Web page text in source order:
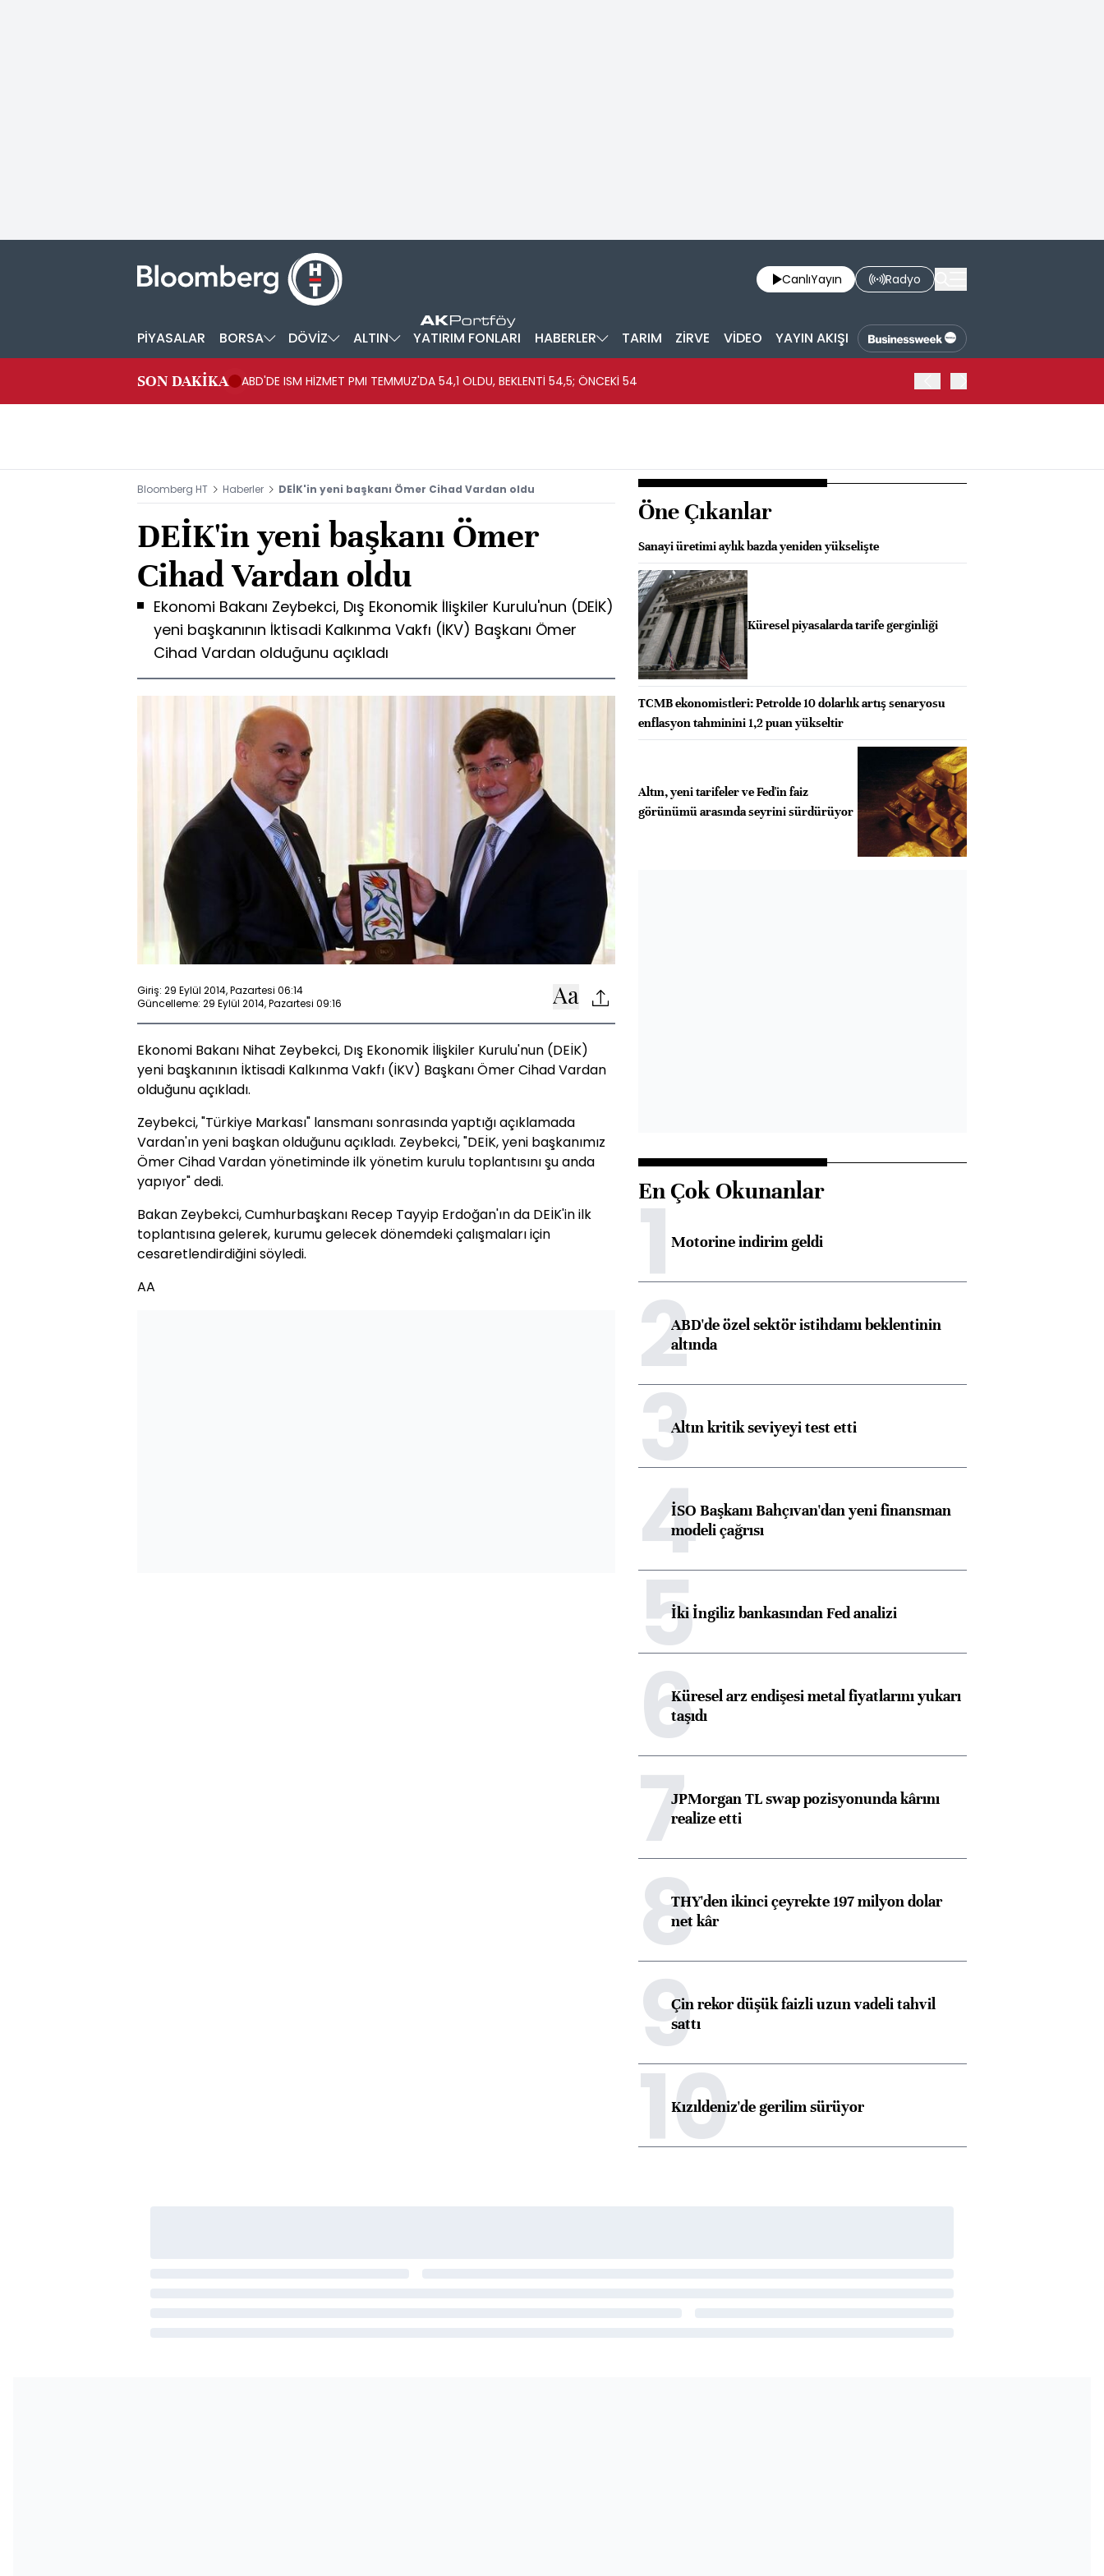
CanlıYayın Radyo
PİYASALAR BORSA DÖVİZ ALTIN YATIRIM FONLARI HABERLER TARIM ZİRVE VİDEO YAYIN AKIŞI
SON DAKİKA ABD'DE ISM HİZMET PMI TEMMUZ'DA 54,1 OLDU, BEKLENTİ 54,5; ÖNCEKİ 54
Bloomberg HT Haberler DEİK'in yeni başkanı Ömer Cihad Vardan oldu
DEİK'in yeni başkanı Ömer
Cihad Vardan oldu
Ekonomi Bakanı Zeybekci, Dış Ekonomik İlişkiler Kurulu'nun (DEİK)
yeni başkanının İktisadi Kalkınma Vakfı (İKV) Başkanı Ömer
Cihad Vardan olduğunu açıkladı
Giriş: 29 Eylül 2014, Pazartesi 06:14
Güncelleme: 29 Eylül 2014, Pazartesi 09:16
Ekonomi Bakanı Nihat Zeybekci, Dış Ekonomik İlişkiler Kurulu'nun (DEİK)
yeni başkanının İktisadi Kalkınma Vakfı (İKV) Başkanı Ömer Cihad Vardan
olduğunu açıkladı.
Zeybekci, "Türkiye Markası" lansmanı sonrasında yaptığı açıklamada
Vardan'ın yeni başkan olduğunu açıkladı. Zeybekci, "DEİK, yeni başkanımız
Ömer Cihad Vardan yönetiminde ilk yönetim kurulu toplantısını şu anda
yapıyor" dedi.
Bakan Zeybekci, Cumhurbaşkanı Recep Tayyip Erdoğan'ın da DEİK'in ilk
toplantısına gelerek, kurumu gelecek dönemdeki çalışmaları için
cesaretlendirdiğini söyledi.
AA
Öne Çıkanlar
Sanayi üretimi aylık bazda yeniden yükselişte
Küresel piyasalarda tarife gerginliği
TCMB ekonomistleri: Petrolde 10 dolarlık artış senaryosu
enflasyon tahminini 1,2 puan yükseltir
Altın, yeni tarifeler ve Fed'in faiz
görünümü arasında seyrini sürdürüyor
En Çok Okunanlar
1Motorine indirim geldi
2ABD'de özel sektör istihdamı beklentinin
altında
3Altın kritik seviyeyi test etti
4İSO Başkanı Bahçıvan'dan yeni finansman
modeli çağrısı
5İki İngiliz bankasından Fed analizi
6Küresel arz endişesi metal fiyatlarını yukarı
taşıdı
7JPMorgan TL swap pozisyonunda kârını
realize etti
8THY'den ikinci çeyrekte 197 milyon dolar
net kâr
9Çin rekor düşük faizli uzun vadeli tahvil
sattı
10
Kızıldeniz'de gerilim sürüyor